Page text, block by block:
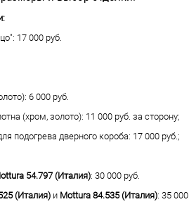
17 000 руб.
6 000 руб.
(хром, золото): 11 000 руб. за сторону;
подогрева дверного короба: 17 000 руб.;
54.797 (Италия): 30 000 руб.
(Италия) и Mottura 84.535 (Италия): 35 000